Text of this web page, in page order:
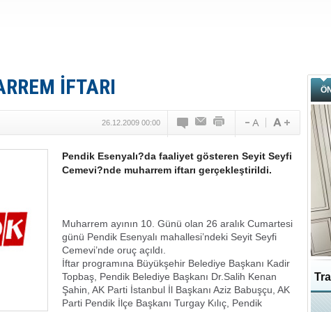
İFTARI
26.12.2009 00:00
Pendik Esenyalı?da faaliyet gösteren Seyit Seyfi
Cemevi?nde muharrem iftarı gerçekleştirildi.
Muharrem ayının 10. Günü olan 26 aralık Cumartesi
günü Pendik Esenyalı mahallesi’ndeki Seyit Seyfi
Cemevi’nde oruç açıldı.
İftar programına Büyükşehir Belediye Başkanı Kadir
Topbaş, Pendik Belediye Başkanı Dr.Salih Kenan
Şahin, AK Parti İstanbul İl Başkanı Aziz Babuşçu, AK
Parti Pendik İlçe Başkanı Turgay Kılıç, Pendik